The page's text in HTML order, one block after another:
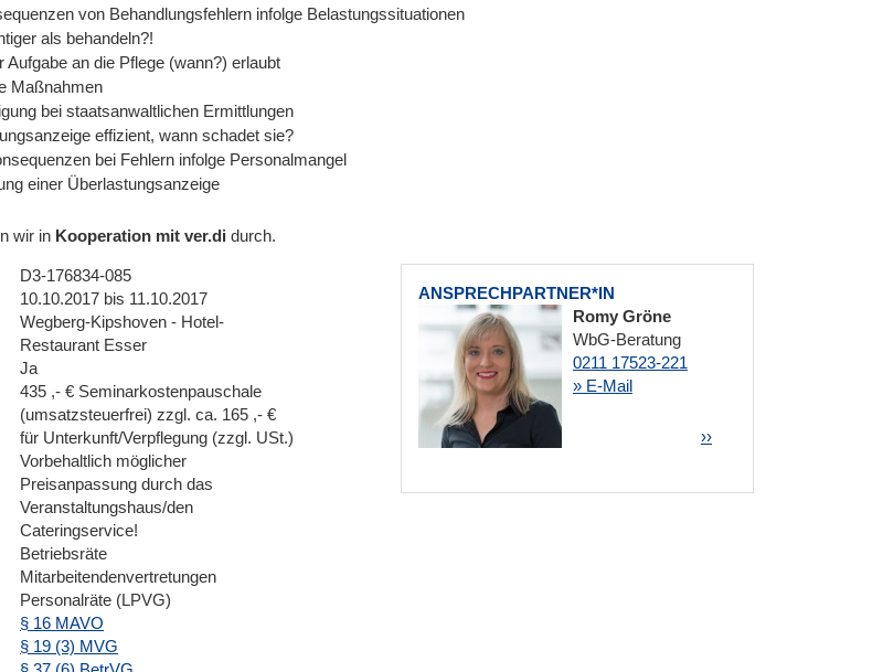
von Behandlungsfehlern infolge Belastungssituationen
als behandeln?!
Aufgabe an die Pflege (wann?) erlaubt
Maßnahmen
bei staatsanwaltlichen Ermittlungen
effizient, wann schadet sie?
bei Fehlern infolge Personalmangel
einer Überlastungsanzeige
wir in Kooperation mit ver.di durch.
ANSPRECHPARTNER*IN
Romy Gröne
WbG-Beratung
0211 17523-221
» E-Mail
SeitennummerierungNächste Seite
››
D3-176834-085
10.10.2017 bis 11.10.2017
Wegberg-Kipshoven - Hotel-
Restaurant Esser
Ja
435 ,- € Seminarkostenpauschale
(umsatzsteuerfrei) zzgl. ca. 165 ,- €
für Unterkunft/Verpflegung (zzgl. USt.)
Vorbehaltlich möglicher
Preisanpassung durch das
Veranstaltungshaus/den
Cateringservice!
Betriebsräte
Mitarbeitendenvertretungen
Personalräte (LPVG)
§ 16 MAVO
§ 19 (3) MVG